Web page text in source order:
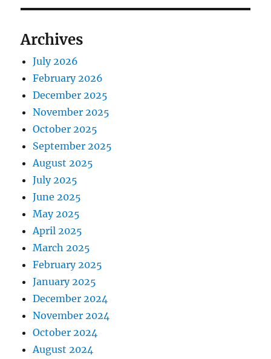
Archives
July 2026
February 2026
December 2025
November 2025
October 2025
September 2025
August 2025
July 2025
June 2025
May 2025
April 2025
March 2025
February 2025
January 2025
December 2024
November 2024
October 2024
August 2024